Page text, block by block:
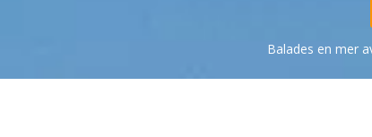
Balades en mer